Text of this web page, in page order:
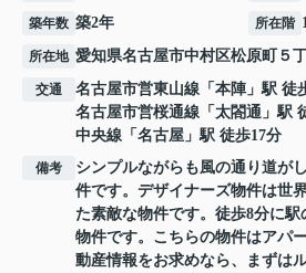
築年数 築2年 所在階
所在地 愛知県名古屋市中村区松原町 ５
交通 名古屋市営東山線 「 本陣」駅 徒
名古屋市営桜通線 「 太閤通 」駅
中央線 「 名古屋 」駅 徒歩17分
備考
シンプルながらも風の通り道が
件です。デザイナーズ物件は世
た素敵な物件です。徒歩8分に
物件です。こちらの物件はアパ
動産情報をお求めなら、まずは